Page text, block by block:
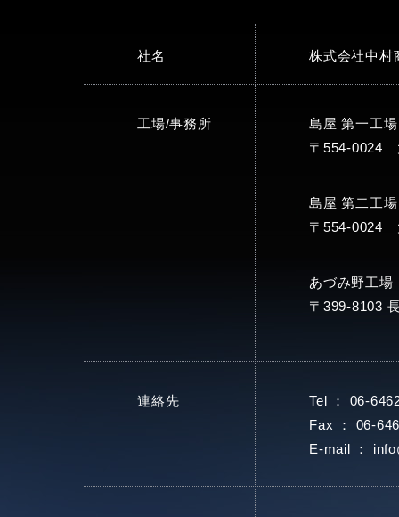
社名 株式会社中村
工場/事務所
島屋 第一工
〒554-0024
島屋 第二工
〒554-0024
あづみ野工場
〒399-8103
連絡先
Tel ： 06-
Fax ： 06-
E-mail ：